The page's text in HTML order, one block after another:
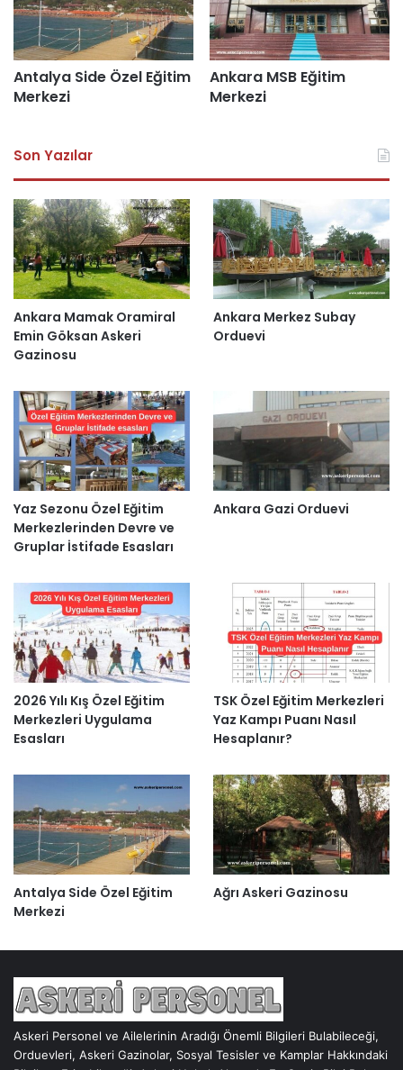
Antalya Side Özel Eğitim
Merkezi
Ankara MSB Eğitim
Merkezi
Son Yazılar
Ankara Mamak Oramiral
Emin Göksan Askeri
Gazinosu
Ankara Merkez Subay
Orduevi
Yaz Sezonu Özel Eğitim
Merkezlerinden Devre ve
Gruplar İstifade Esasları
Ankara Gazi Orduevi
2026 Yılı Kış Özel Eğitim
Merkezleri Uygulama
Esasları
TSK Özel Eğitim Merkezleri
Yaz Kampı Puanı Nasıl
Hesaplanır?
Antalya Side Özel Eğitim
Merkezi
Ağrı Askeri Gazinosu
Askeri Personel ve Ailelerinin Aradığı Önemli Bilgileri Bulabileceği,
Orduevleri, Askeri Gazinolar, Sosyal Tesisler ve Kamplar Hakkındaki